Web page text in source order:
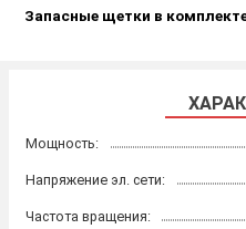
Запасные щетки в
Мощность:
Напряжение эл. сети:
Частота вращения: